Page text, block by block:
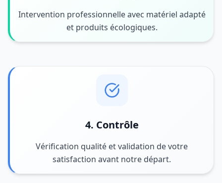
Intervention professionnelle avec matériel adapté
et produits écologiques.
4. Contrôle
Vérification qualité et validation de votre
satisfaction avant notre départ.